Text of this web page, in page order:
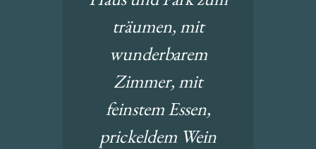
träumen, mit
wunderbarem
Zimmer, mit
feinstem Essen,
prickeldem Wein